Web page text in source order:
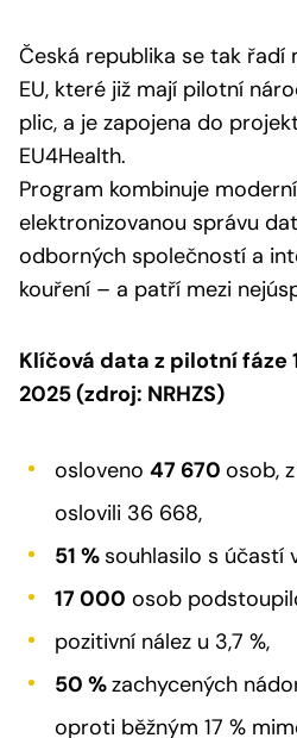
Česká republika se tak řadí
EU, které již mají pilotní
plic, a je zapojena do
EU4Health.
Program kombinuje
elektronizovanou správu
odborných společností a
kouření – a patří mezi
Klíčová data z pilotní fáze
2025(zdroj: NRHZS)
osloveno 47 670 osob,
oslovili 36 668,
51 %souhlasilo s účastí
17 000 osob
pozitivní nález u 3,7 %,
50 %zachycených
oproti běžným 17 %